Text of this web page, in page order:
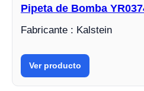
Pipeta de Bomba
Fabricante : Kalstein
Ver producto